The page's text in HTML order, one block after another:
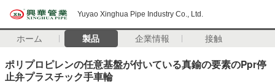
Yuyao Xinghua Pipe Industry Co., Ltd.
ホーム 製品 企業情報 接触
ポリプロピレンの任意基盤が付いている真鍮の要素のPpr停
止弁プラスチック手車輪